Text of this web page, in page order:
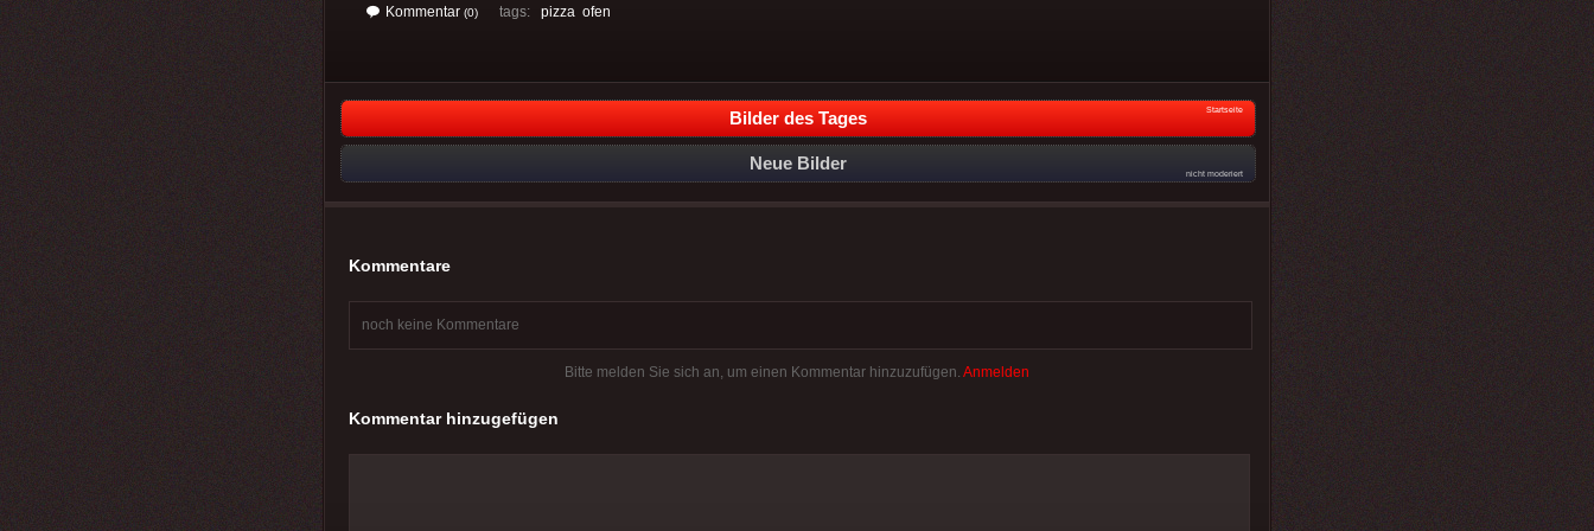
Kommentar (0) tags: pizza ofen
Bilder des Tages Startseite
Neue Bilder
nicht moderiert
Kommentare
noch keine Kommentare
Bitte melden Sie sich an, um einen Kommentar hinzuzufügen. Anmelden
Kommentar hinzugefügen